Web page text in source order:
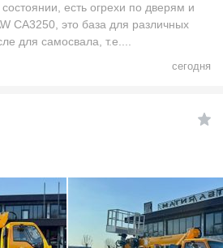
есть огрехи по дверям и
CA3250, это база для различных
для самосвала, т.е....
сегодня